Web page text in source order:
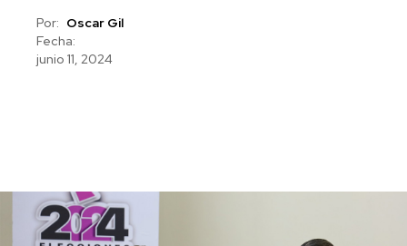
Por: Oscar Gil
Fecha:
junio 11, 2024